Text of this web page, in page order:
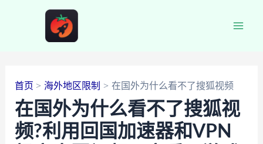
首页 海外地区限制 在国外为什么看不了搜狐视频
在国外为什么看不了搜狐视
频?利用回国加速器和VPN